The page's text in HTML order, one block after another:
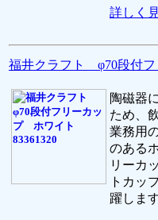
詳しく
福井クラフト φ70段付
陶磁器
ため、
業務用
のある
リーカ
トカッ
躍します